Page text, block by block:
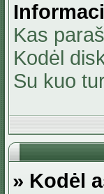
Kas
Kodėl
Su kuo
» Kodėl